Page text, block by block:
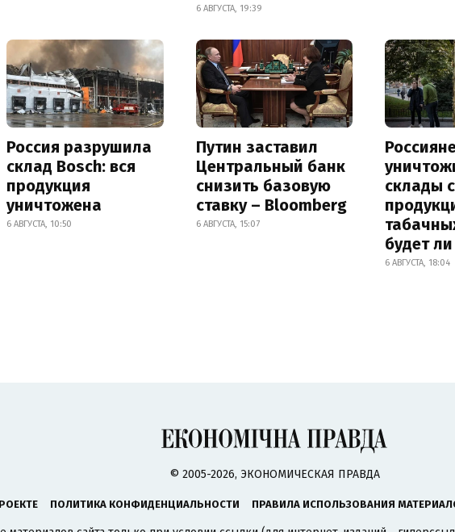
6 АВГУСТА, 19:39
Россия разрушила
склад Bosch: вся
продукция
уничтожена
6 АВГУСТА, 10:50
Путин заставил
Центральный банк
снизить базовую
ставку – Bloomberg
6 АВГУСТА, 15:07
склады с
будет
6 АВГУСТА, 18:04
© 2005-2026, ЭКОНОМИЧЕСКАЯ ПРАВДА
ПОЛИТИКА КОНФИДЕНЦИАЛЬНОСТИ ПРАВИЛА ИСПОЛЬЗОВАНИЯ